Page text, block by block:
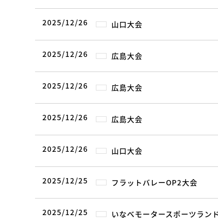
2025/12/26 山口大会
2025/12/26 広島大会
2025/12/26 広島大会
2025/12/26 広島大会
2025/12/26 山口大会
2025/12/25 フラットバレーOP2大会
2025/12/25 いなべモータースポーツラン